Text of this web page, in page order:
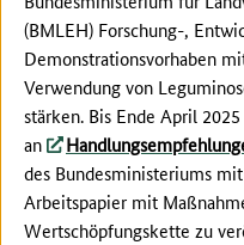
(BMLEH) Forschung-,
Demonstrationsvorhaben
Verwendung von
stärken. Bis Ende April
an
des Bundesministeriums
Arbeitspapier mit
Wertschöpfungskette zu